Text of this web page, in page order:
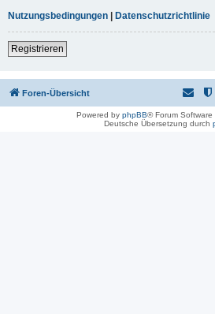
Nutzungsbedingungen | Datenschutzrichtlinie
Registrieren
Foren-Übersicht
Powered by phpBB® Forum
Deutsche Übersetzung durch